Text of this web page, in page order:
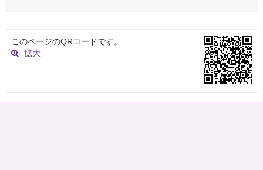
このページのQRコードです。
拡大